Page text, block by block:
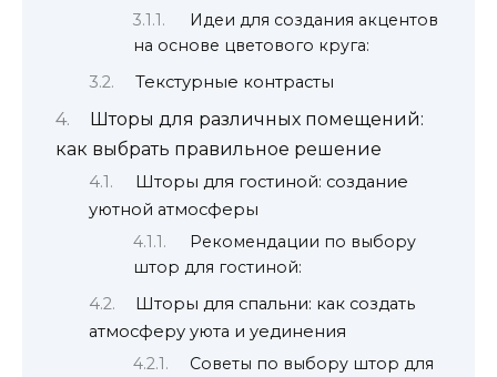
Идеи для создания акцентов
на основе цветового круга:
Текстурные контрасты
Шторы для различных помещений:
как выбрать правильное решение
Шторы для гостиной: создание
уютной атмосферы
Рекомендации по выбору
штор для гостиной:
Шторы для спальни: как создать
атмосферу уюта и уединения
Советы по выбору штор для